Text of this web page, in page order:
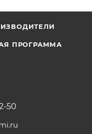
ПРОГРАММА
50